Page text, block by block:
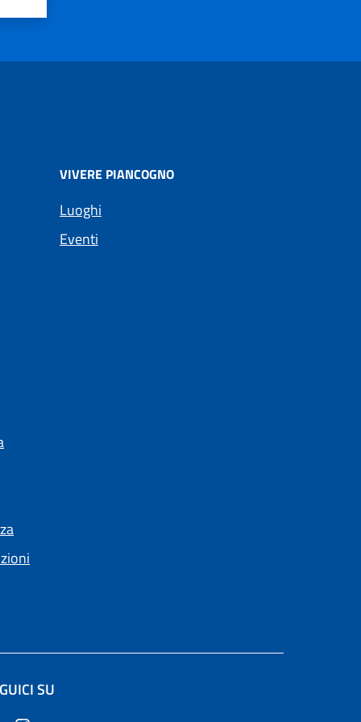
VIVERE PIANCOGNO
Luoghi
Eventi
SU